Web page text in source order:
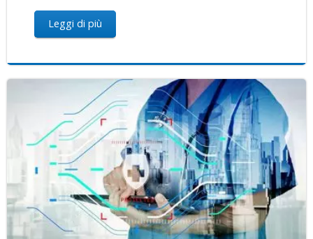
Leggi di più